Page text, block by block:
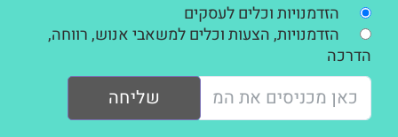
הזדמנויות וכלים לעסקים
הזדמנויות, הצעות וכלים למשאבי אנוש, רווחה,
הדרכה
שליחה